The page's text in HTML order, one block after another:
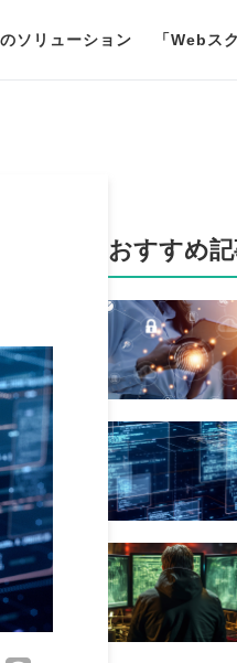
ソリューション 「Webス
おすすめ